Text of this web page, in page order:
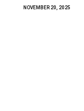
NOVEMBER 20, 2025